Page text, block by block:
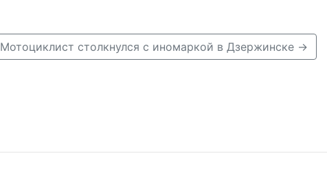
Мотоциклист столкнулся с иномаркой в Дзержинске →